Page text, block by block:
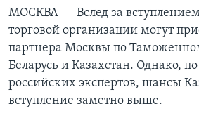
Языки
МОСКВА — Вслед за
торговой организации могут
партнера Москвы по
Беларусь и Казахстан. Однако,
российских экспертов, шансы
вступление заметно выше.